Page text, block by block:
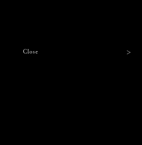
Close ＞